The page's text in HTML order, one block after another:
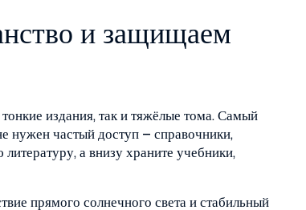
и защищаем
издания, так и тяжёлые тома. Самый
нужен частый доступ – справочники,
а внизу храните учебники,
прямого солнечного света и стабильный